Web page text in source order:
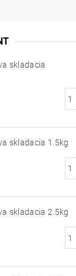
skladacia
skladacia 1.5kg
skladacia 2.5kg